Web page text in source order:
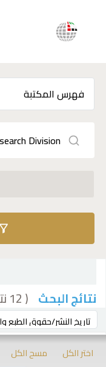
نتائج البحث ( 12 نتيجة)
ترتيب بواسطة:
اختر الكل
مسح الكل